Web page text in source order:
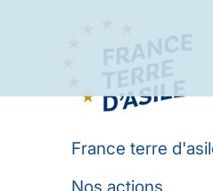
France terre